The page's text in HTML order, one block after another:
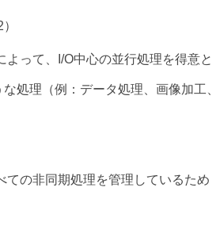
って、I/O中心の並行処理を得意と
処理（例：データ処理、画像加工、
の非同期処理を管理しているため